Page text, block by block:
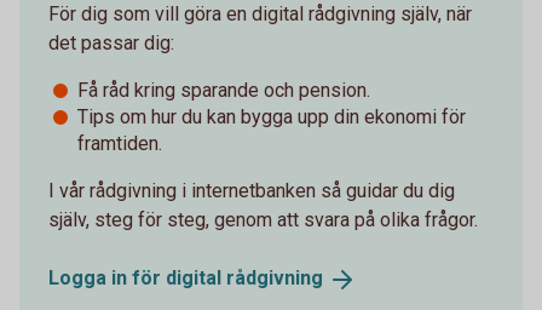
För dig som vill göra en digital rådgivning själv, när
det passar dig:
Få råd kring sparande och pension.
Tips om hur du kan bygga upp din ekonomi för
framtiden.
I vår rådgivning i internetbanken så guidar du dig
själv, steg för steg, genom att svara på olika frågor.
Logga in för digital rådgivning